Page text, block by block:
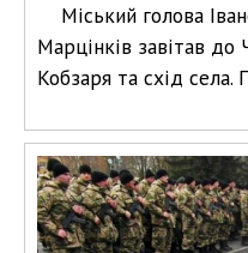
Міський голова
Марцінків завітав до
Кобзаря та схід